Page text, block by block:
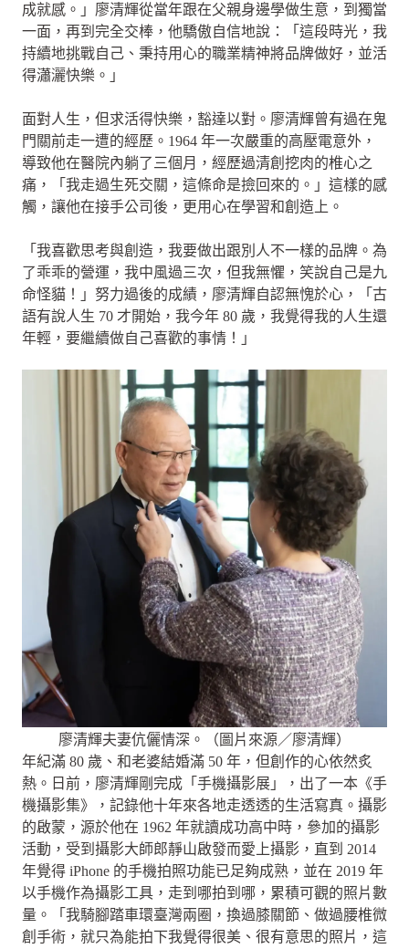
成就感。」廖清輝從當年跟在父親身邊學做生意，到獨當
一面，再到完全交棒，他驕傲自信地說：「這段時光，我
持續地挑戰自己、秉持用心的職業精神將品牌做好，並活
得瀟灑快樂。」
面對人生，但求活得快樂，豁達以對。廖清輝曾有過在鬼
門關前走一遭的經歷。1964 年一次嚴重的高壓電意外，
導致他在醫院內躺了三個月，經歷過清創挖肉的椎心之
痛，「我走過生死交關，這條命是撿回來的。」這樣的感
觸，讓他在接手公司後，更用心在學習和創造上。
「我喜歡思考與創造，我要做出跟別人不一樣的品牌。為
了乖乖的營運，我中風過三次，但我無懼，笑說自己是九
命怪貓！」努力過後的成績，廖清輝自認無愧於心，「古
語有說人生 70 才開始，我今年 80 歲，我覺得我的人生還
年輕，要繼續做自己喜歡的事情！」
廖清輝夫妻伉儷情深。（圖片來源／廖清輝）
年紀滿 80 歲、和老婆結婚滿 50 年，但創作的心依然炙
熱。日前，廖清輝剛完成「手機攝影展」，出了一本《手
機攝影集》，記錄他十年來各地走透透的生活寫真。攝影
的啟蒙，源於他在 1962 年就讀成功高中時，參加的攝影
活動，受到攝影大師郎靜山啟發而愛上攝影，直到 2014
年覺得 iPhone 的手機拍照功能已足夠成熟，並在 2019 年
以手機作為攝影工具，走到哪拍到哪，累積可觀的照片數
量。「我騎腳踏車環臺灣兩圈，換過膝關節、做過腰椎微
創手術，就只為能拍下我覺得很美、很有意思的照片，這